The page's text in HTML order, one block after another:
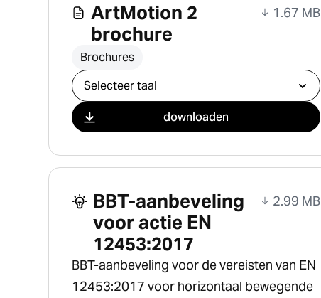
ArtMotion 2
brochure
1.67 MB
Brochures
Selecteer download
downloaden
BBT-aanbeveling
voor actie EN
12453:2017
2.99 MB
BBT-aanbeveling voor de vereisten van EN
12453:2017 voor horizontaal bewegende